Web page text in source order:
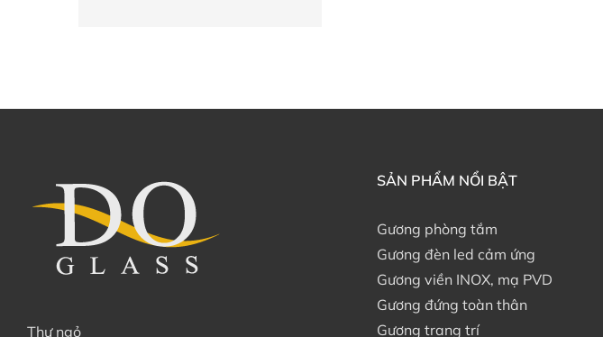
Thư ngỏ
SẢN PHẨM NỔI BẬT
Gương phòng tắm
Gương đèn led cảm ứng
Gương viền INOX, mạ PVD
Gương đứng toàn thân
Gương trang trí